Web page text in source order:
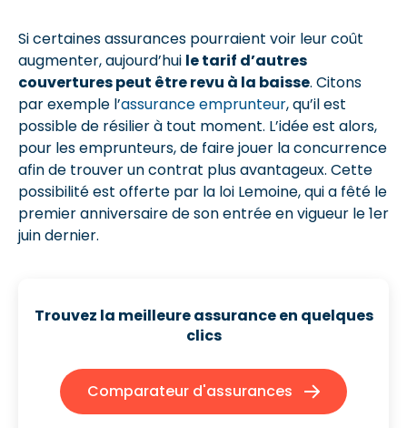
Si certaines assurances pourraient voir leur coût
augmenter, aujourd’hui le tarif d’autres
couvertures peut être revu à la baisse. Citons
par exemple l’assurance emprunteur, qu’il est
possible de résilier à tout moment. L’idée est alors,
pour les emprunteurs, de faire jouer la concurrence
afin de trouver un contrat plus avantageux. Cette
possibilité est offerte par la loi Lemoine, qui a fêté le
premier anniversaire de son entrée en vigueur le 1er
juin dernier.
Trouvez la meilleure assurance en quelques
clics
Comparateur d'assurances